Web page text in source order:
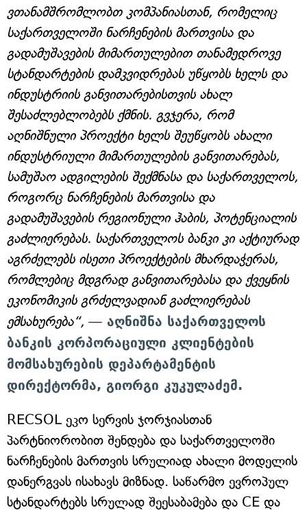
ვთანამშრომლობთ კომპანიასთან, რომელიც
საქართველოში ნარჩენების მართვისა და
გადამუშავების მიმართულებით თანამედროვე
სტანდარტების დამკვიდრებას უწყობს ხელს და
ინდუსტრიის განვითარებისთვის ახალ
შესაძლებლობებს ქმნის. გვჯერა, რომ
აღნიშნული პროექტი ხელს შეუწყობს ახალი
ინდუსტრიული მიმართულების განვითარებას,
სამუშაო ადგილების შექმნასა და საქართველოს,
როგორც ნარჩენების მართვისა და
გადამუშავების რეგიონული ჰაბის, პოტენციალის
გაძლიერებას. საქართველოს ბანკი კი აქტიურად
აგრძელებს ისეთი პროექტების მხარდაჭერას,
რომლებიც მდგრად განვითარებასა და ქვეყნის
ეკონომიკის გრძელვადიან გაძლიერებას
ემსახურება“, — აღნიშნა საქართველოს
ბანკის კორპორაციული კლიენტების
მომსახურების დეპარტამენტის
დირექტორმა, გიორგი კუკულაძემ.
RECSOL ეკო სერვის ჯორჯიასთან
პარტნიორობით შენდება და საქართველოში
ნარჩენების მართვის სრულიად ახალი მოდელის
დანერგვას ისახავს მიზნად. საწარმო ევროპულ
სტანდარტებს სრულად შეესაბამება და CE და